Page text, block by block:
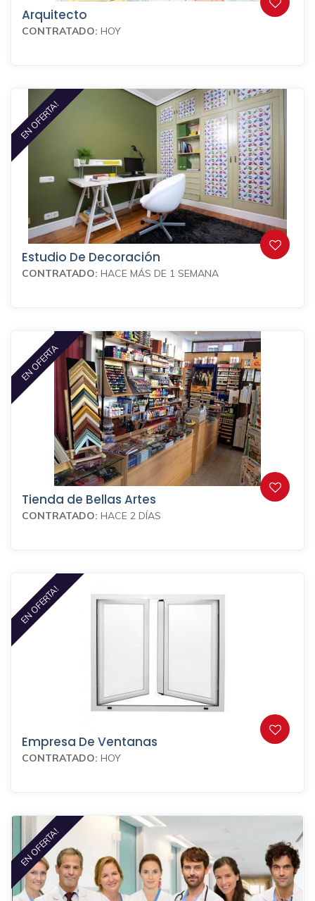
Arquitecto
CONTRATADO: HOY
EN OFERTA!
Estudio De Decoración
CONTRATADO: HACE MÁS DE 1 SEMANA
EN OFERTA
Tienda de Bellas Artes
CONTRATADO: HACE 2 DÍAS
EN OFERTA!
Empresa De Ventanas
CONTRATADO: HOY
EN OFERTA!